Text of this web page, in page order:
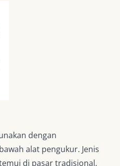
dengan
alat pengukur. Jenis
di pasar tradisional,